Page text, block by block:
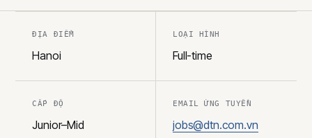
ĐỊA ĐIỂM
Hanoi
LOẠI HÌNH
Full-time
CẤP ĐỘ
Junior–Mid
EMAIL ỨNG TUYỂN
jobs@dtn.com.vn